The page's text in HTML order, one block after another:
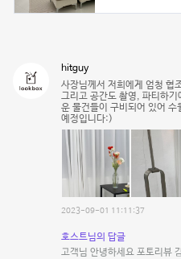
hitguy
사장님께서 저희에게 엄청 협
그리고 공간도 촬영, 파티하기
운 물건들이 구비되어 있어
예정입니다:)
2023-09-01 11:11:37
호스트님의 답글
고객님 안녕하세요 포토리뷰